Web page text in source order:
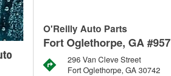
O'Reilly Auto Parts
Fort Oglethorpe, GA #957
296 Van Cleve Street
Fort Oglethorpe, GA 30742